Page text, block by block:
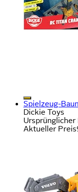
Spielzeug-
Dickie Toys
Ursprünglicher
Aktueller Preis